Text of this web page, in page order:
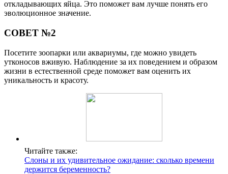
откладывающих яйца. Это поможет вам лучше понять его
эволюционное значение.
СОВЕТ №2
Посетите зоопарки или аквариумы, где можно увидеть
утконосов вживую. Наблюдение за их поведением и образом
жизни в естественной среде поможет вам оценить их
уникальность и красоту.
Читайте также:
Слоны и их удивительное ожидание: сколько времени
держится беременность?